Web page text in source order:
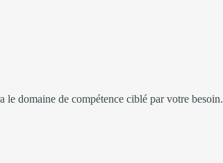
le domaine de compétence ciblé par votre besoin.